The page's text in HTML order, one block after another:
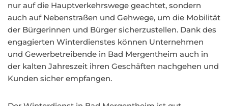
nur auf die Hauptverkehrswege geachtet, sondern
auch auf Nebenstraßen und Gehwege, um die Mobilität
der Bürgerinnen und Bürger sicherzustellen. Dank des
engagierten Winterdienstes können Unternehmen
und Gewerbetreibende in Bad Mergentheim auch in
der kalten Jahreszeit ihren Geschäften nachgehen und
Kunden sicher empfangen.